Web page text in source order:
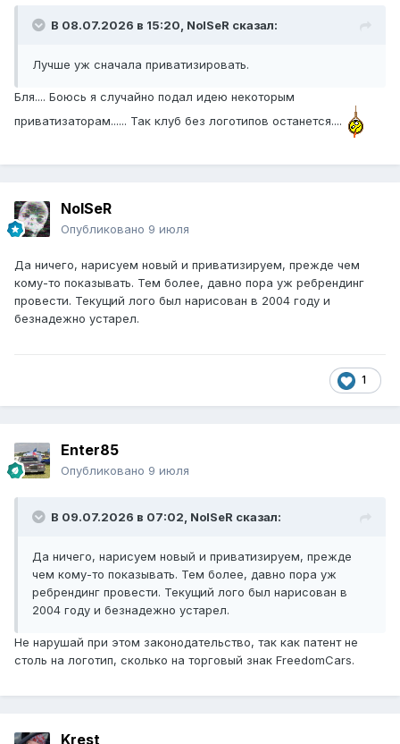
В 08.07.2026 в 15:20, NoISeR сказал:
Лучше уж сначала приватизировать.
Бля.... Боюсь я случайно подал идею некоторым
приватизаторам...... Так клуб без логотипов останется....
NoISeR
Опубликовано 9 июля
Да ничего, нарисуем новый и приватизируем, прежде чем
кому-то показывать. Тем более, давно пора уж ребрендинг
провести. Текущий лого был нарисован в 2004 году и
безнадежно устарел.
1
Enter85
Опубликовано 9 июля
В 09.07.2026 в 07:02, NoISeR сказал:
Да ничего, нарисуем новый и приватизируем, прежде
чем кому-то показывать. Тем более, давно пора уж
ребрендинг провести. Текущий лого был нарисован в
2004 году и безнадежно устарел.
Не нарушай при этом законодательство, так как патент не
столь на логотип, сколько на торговый знак FreedomCars.
Krest